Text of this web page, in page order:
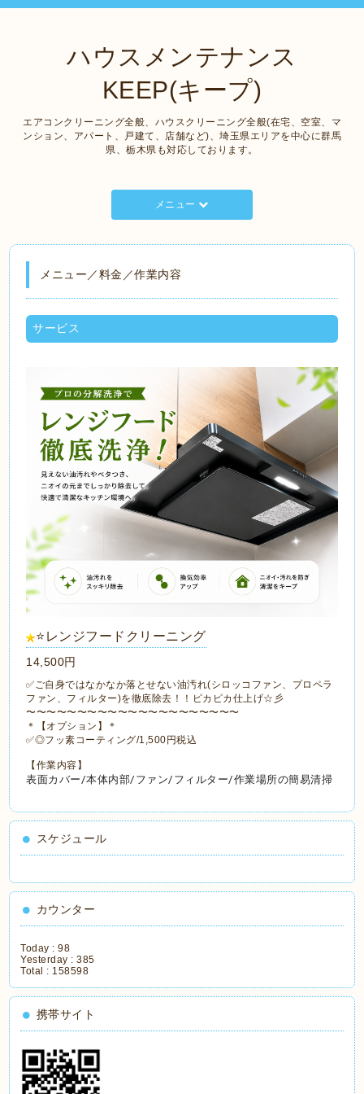
ハウスメンテナンス
KEEP(キープ)
エアコンクリーニング全般、ハウスクリーニング全般(在宅、空室、マ
ンション、アパート、戸建て、店舗など)、埼玉県エリアを中心に群馬
県、栃木県も対応しております。
メニュー
メニュー／料金／作業内容
サービス
⭐️レンジフードクリーニング
14,500円
✅ご自身ではなかなか落とせない油汚れ(シロッコファン、プロペラ
ファン、フィルター)を徹底除去！！ピカピカ仕上げ☆彡
〜〜〜〜〜〜〜〜〜〜〜〜〜〜〜〜〜〜〜〜〜
＊【オプション】＊
✅◎フッ素コーティング/1,500円税込
【作業内容】
表面カバー/本体内部/ファン/フィルター/作業場所の簡易清掃
スケジュール
カウンター
Today :98
Yesterday :385
Total : 158598
携帯サイト